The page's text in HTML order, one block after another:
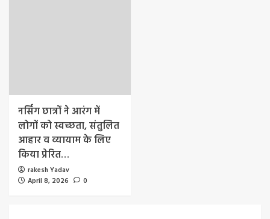
नर्सिंग छात्रों ने आरंग में
लोगों को स्वच्छता, संतुलित
आहार व व्यायाम के लिए
किया प्रेरित…
rakesh Yadav
April 8, 2026
0